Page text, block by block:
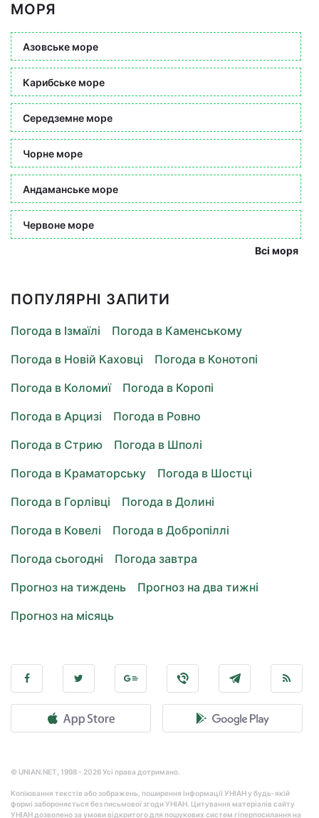
МОРЯ
Азовське море
Карибське море
Середземне море
Чорне море
Андаманське море
Червоне море
Всі моря
ПОПУЛЯРНІ ЗАПИТИ
Погода в Ізмаїлі
Погода в Каменському
Погода в Новій Каховці
Погода в Конотопі
Погода в Коломиї
Погода в Коропі
Погода в Арцизі
Погода в Ровно
Погода в Стрию
Погода в Шполі
Погода в Краматорську
Погода в Шостці
Погода в Горлівці
Погода в Долині
Погода в Ковелі
Погода в Добропіллі
Погода сьогодні
Погода завтра
Прогноз на тиждень
Прогноз на два тижні
Прогноз на місяць
© UNIAN.NET, 1998 - 2026 Усі права дотримано.
Копіювання текстів або зображень, поширення інформації УНІАН у будь-якій
формі забороняється без письмової згоди УНІАН. Цитування матеріалів сайту
УНІАН дозволено за умови відкритого для пошукових систем гіперпосилання на